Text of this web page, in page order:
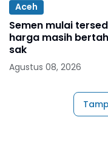
Aceh
Semen mulai
harga masih
sak
Agustus 08, 2026